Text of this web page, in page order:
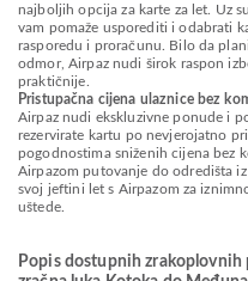
najboljih opcija za karte za let. Uz
vam pomaže usporediti i odabrati
rasporedu i proračunu. Bilo da
odmor, Airpaz nudi širok raspon
praktičnije.
Pristupačna cijena ulaznice bez
Airpaz nudi ekskluzivne ponude i
rezervirate kartu po nevjerojatno
pogodnostima sniženih cijena bez
Airpazom putovanje do odredišta
svoj jeftini let s Airpazom za
uštede.
Popis dostupnih